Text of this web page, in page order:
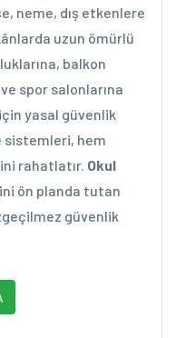
neme, dış etkenlere
uzun ömürlü
balkon
spor salonlarına
yasal güvenlik
sistemleri, hem
rahatlatır. Okul
ön planda tutan
güvenlik